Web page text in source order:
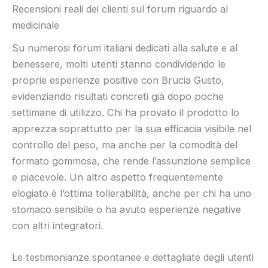
Recensioni reali dei clienti sul forum riguardo al
medicinale
Su numerosi forum italiani dedicati alla salute e al
benessere, molti utenti stanno condividendo le
proprie esperienze positive con Brucia Gusto,
evidenziando risultati concreti già dopo poche
settimane di utilizzo. Chi ha provato il prodotto lo
apprezza soprattutto per la sua efficacia visibile nel
controllo del peso, ma anche per la comodità del
formato gommosa, che rende l’assunzione semplice
e piacevole. Un altro aspetto frequentemente
elogiato è l’ottima tollerabilità, anche per chi ha uno
stomaco sensibile o ha avuto esperienze negative
con altri integratori.
Le testimonianze spontanee e dettagliate degli utenti